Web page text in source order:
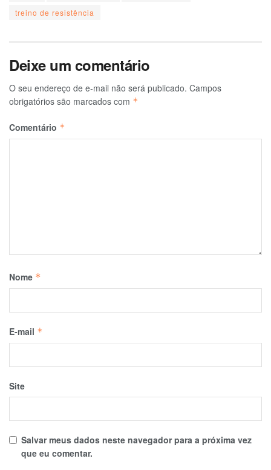
treino de resistência
Deixe um comentário
O seu endereço de e-mail não será publicado. Campos
obrigatórios são marcados com *
Comentário *
Nome *
E-mail *
Site
Salvar meus dados neste navegador para a próxima vez
que eu comentar.